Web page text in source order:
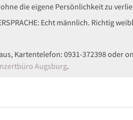
die eigene Persönlichkeit zu
Echt männlich. Richtig
Kartentelefon: 0931-372398 oder
Augsburg.